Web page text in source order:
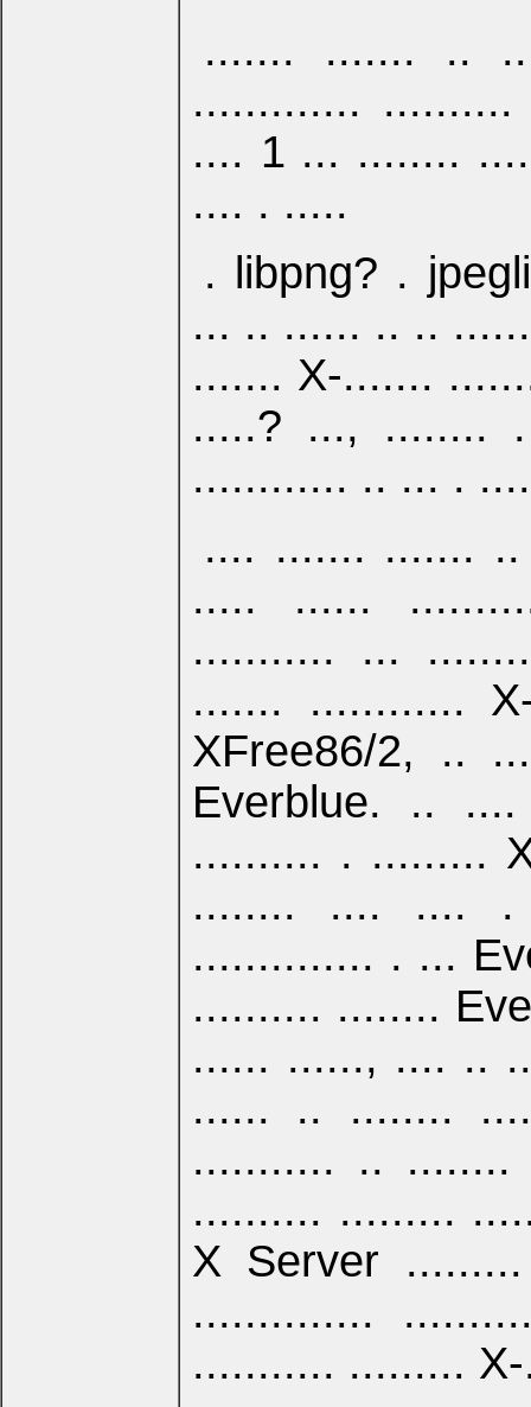
....... ....... ..
.............
.... 1 ... ........
.... . .....
. libpng? .
... .. ...... .. ..
....... X-.......
.....? ..., ........
............ .. ... .
.... ....... .......
..... ......
........... ...
....... ............
XFree86/2, ..
Everblue. ..
.......... . .........
........ .... ....
.............. . ...
.......... ........
...... ......, .... ..
...... .. ........
........... ..
.......... .........
X Server
..............
........... .........